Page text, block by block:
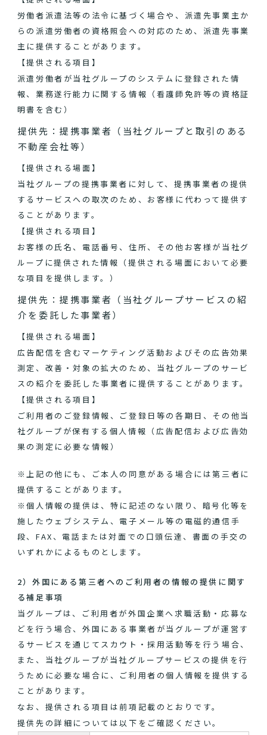
労働者派遣法等の法令に基づく場合や、派遣先事業主か
らの派遣労働者の資格照会への対応のため、派遣先事業
主に提供することがあります。
【提供される項目】
派遣労働者が当社グループのシステムに登録された情
報、業務遂行能力に関する情報（看護師免許等の資格証
明書を含む）
提供先：提携事業者（当社グループと取引のある
不動産会社等）
【提供される場面】
当社グループの提携事業者に対して、提携事業者の提供
するサービスへの取次のため、お客様に代わって提供す
ることがあります。
【提供される項目】
お客様の氏名、電話番号、住所、その他お客様が当社グ
ループに提供された情報（提供される場面において必要
な項目を提供します。）
提供先：提携事業者（当社グループサービスの紹
介を委託した事業者）
【提供される場面】
広告配信を含むマーケティング活動およびその広告効果
測定、改善・対象の拡大のため、当社グループのサービ
スの紹介を委託した事業者に提供することがあります。
【提供される項目】
ご利用者のご登録情報、ご登録日等の各期日、その他当
社グループが保有する個人情報（広告配信および広告効
果の測定に必要な情報）
※上記の他にも、ご本人の同意がある場合には第三者に
提供することがあります。
※個人情報の提供は、特に記述のない限り、暗号化等を
施したウェブシステム、電子メール等の電磁的通信手
段、FAX、電話または対面での口頭伝達、書面の手交の
いずれかによるものとします。
2）外国にある第三者へのご利用者の情報の提供に関す
る補足事項
当グループは、ご利用者が外国企業へ求職活動・応募な
どを行う場合、外国にある事業者が当グループが運営す
るサービスを通じてスカウト・採用活動等を行う場合、
また、当社グループが当社グループサービスの提供を行
うために必要な場合に、ご利用者の個人情報を提供する
ことがあります。
なお、提供される項目は前項記載のとおりです。
提供先の詳細については以下をご確認ください。